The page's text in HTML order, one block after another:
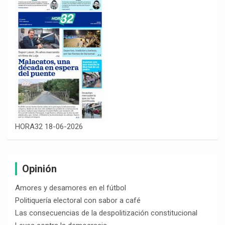
HORA32 18-06-2026
Opinión
Amores y desamores en el fútbol
Politiquería electoral con sabor a café
Las consecuencias de la despolitización constitucional